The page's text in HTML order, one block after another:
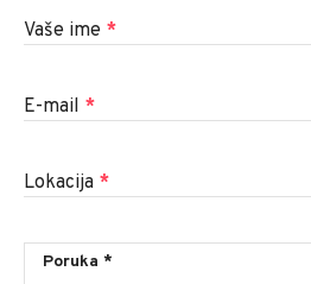
Vaše ime *
E-mail *
Lokacija *